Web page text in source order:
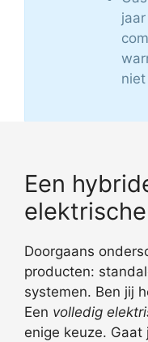
Een
Doorgaans
producten:
systemen. Ben jij
Een volledig
enige keuze.